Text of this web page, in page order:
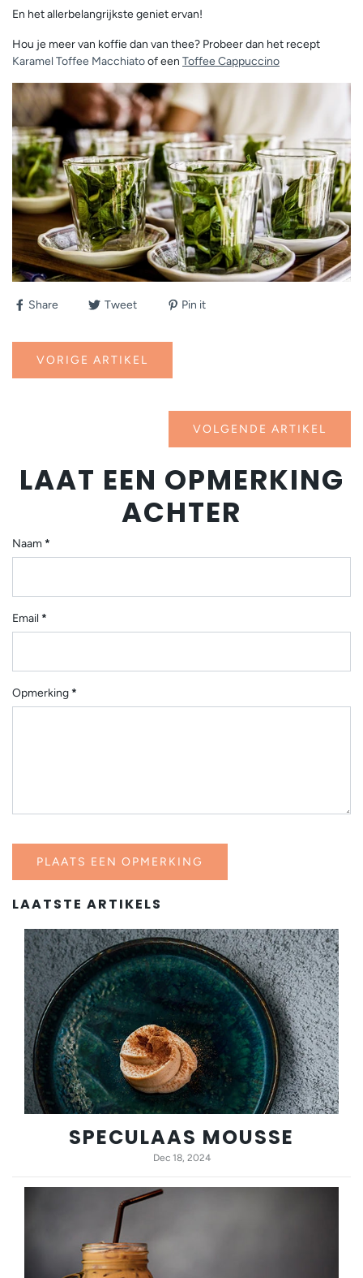
En het allerbelangrijkste geniet ervan!
Hou je meer van koffie dan van thee? Probeer dan het recept
Karamel Toffee Macchiatoof een Toffee Cappuccino
Share Tweet Pin it
VORIGE ARTIKEL
VOLGENDE ARTIKEL
LAAT EEN OPMERKING
ACHTER
Naam *
Email *
Opmerking *
LAATSTE ARTIKELS
SPECULAAS MOUSSE
Dec 18, 2024